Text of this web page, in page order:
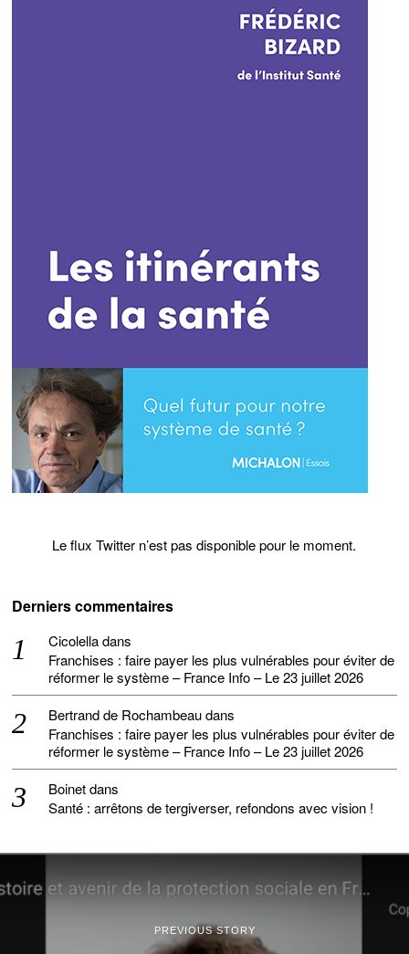
Le flux Twitter n’est pas disponible pour le moment.
Derniers commentaires
Cicolelladans
Franchises : faire payer les plus vulnérables pour éviter de
réformer le système – France Info – Le 23 juillet 2026
Bertrand de Rochambeaudans
Franchises : faire payer les plus vulnérables pour éviter de
réformer le système – France Info – Le 23 juillet 2026
Boinetdans
Santé : arrêtons de tergiverser, refondons avec vision !
PREVIOUS STORY